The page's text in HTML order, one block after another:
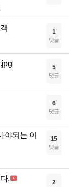
1
댓글
5
댓글
6
댓글
야되는 이
15
댓글
. 2